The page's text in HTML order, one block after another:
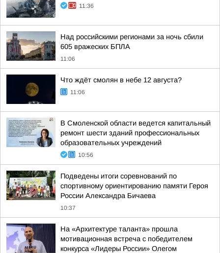
11:36
Над российскими регионами за ночь сбили
605 вражеских БПЛА
11:06
Что ждёт смолян в небе 12 августа?
11:06
В Смоленской области ведется капитальный
ремонт шести зданий профессиональных
образовательных учреждений
10:56
Подведены итоги соревнований по
спортивному ориентированию памяти Героя
России Александра Бичаева
10:37
На «Архитектуре таланта» прошла
мотивационная встреча с победителем
конкурса «Лидеры России» Олегом